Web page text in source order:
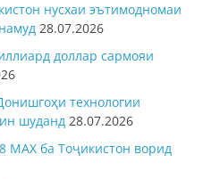
нусхаи эътимодномаи
28.07.2026
доллар сармояи
технологии
шуданд 28.07.2026
MAX ба Тоҷикистон ворид